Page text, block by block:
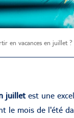
en vacances en juillet ?
juilletest une
le mois de l'été